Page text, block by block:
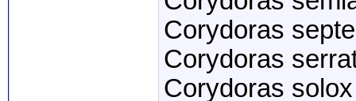
Corydoras
Corydoras
Corydoras solox